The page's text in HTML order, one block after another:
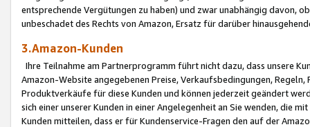
entsprechende Vergütungen zu haben) und zwar unabhängig davon,
unbeschadet des Rechts von Amazon, Ersatz für darüber
3.Amazon-Kunden
Ihre Teilnahme am Partnerprogramm führt nicht dazu, dass unsere
Amazon-Website angegebenen Preise, Verkaufsbedingungen,
Produktverkäufe für diese Kunden und können jederzeit geändert
sich einer unserer Kunden in einer Angelegenheit an Sie wenden, die
Kunden mitteilen, dass er für Kundenservice-Fragen den auf der